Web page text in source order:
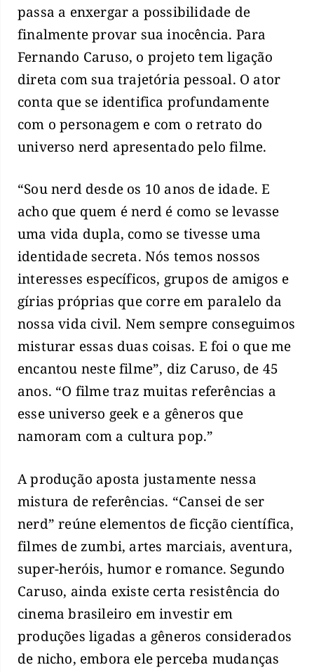
passa a enxergar a possibilidade de
finalmente provar sua inocência. Para
Fernando Caruso, o projeto tem ligação
direta com sua trajetória pessoal. O ator
conta que se identifica profundamente
com o personagem e com o retrato do
universo nerd apresentado pelo filme.
“Sou nerd desde os 10 anos de idade. E
acho que quem é nerd é como se levasse
uma vida dupla, como se tivesse uma
identidade secreta. Nós temos nossos
interesses específicos, grupos de amigos e
gírias próprias que corre em paralelo da
nossa vida civil. Nem sempre conseguimos
misturar essas duas coisas. E foi o que me
encantou neste filme”, diz Caruso, de 45
anos. “O filme traz muitas referências a
esse universo geek e a gêneros que
namoram com a cultura pop.”
A produção aposta justamente nessa
mistura de referências. “Cansei de ser
nerd” reúne elementos de ficção científica,
filmes de zumbi, artes marciais, aventura,
super-heróis, humor e romance. Segundo
Caruso, ainda existe certa resistência do
cinema brasileiro em investir em
produções ligadas a gêneros considerados
de nicho, embora ele perceba mudanças